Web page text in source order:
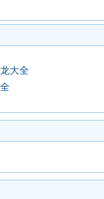
大全